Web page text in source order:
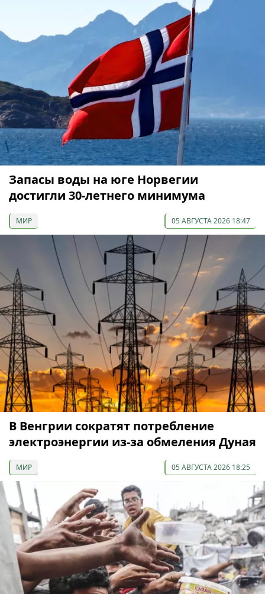
Запасы воды на юге Норвегии
достигли 30-летнего минимума
МИР 05 АВГУСТА 2026 18:47
В Венгрии сократят потребление
электроэнергии из-за обмеления Дуная
МИР 05 АВГУСТА 2026 18:25